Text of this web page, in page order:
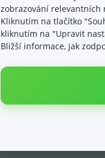
zobrazování relevantních
Kliknutím na tlačítko
kliknutím na "Upravit
Bližší informace, jak